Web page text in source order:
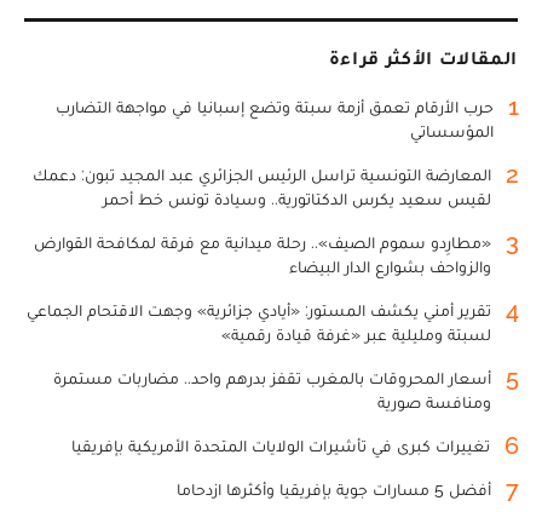
المقالات الأكثر قراءة
1
حرب الأرقام تعمق أزمة سبتة وتضع إسبانيا في مواجهة التضارب
المؤسساتي
2
المعارضة التونسية تراسل الرئيس الجزائري عبد المجيد تبون: دعمك
لقيس سعيد يكرس الدكتاتورية.. وسيادة تونس خط أحمر
3
«مطارِدو سموم الصيف».. رحلة ميدانية مع فرقة لمكافحة القوارض
والزواحف بشوارع الدار البيضاء
4
تقرير أمني يكشف المستور: «أيادي جزائرية» وجهت الاقتحام الجماعي
لسبتة ومليلية عبر «غرفة قيادة رقمية»
5
أسعار المحروقات بالمغرب تقفز بدرهم واحد.. مضاربات مستمرة
ومنافسة صورية
6 تغييرات كبرى في تأشيرات الولايات المتحدة الأمريكية بإفريقيا
7 أفضل 5 مسارات جوية بإفريقيا وأكثرها ازدحاما